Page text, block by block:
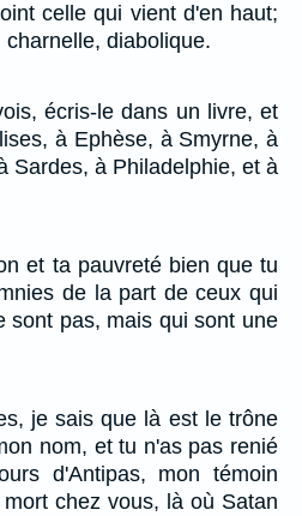
celle qui vient d'en haut;
diabolique.
écris-le dans un livre, et
à Ephèse, à Smyrne, à
Sardes, à Philadelphie, et à
et ta pauvreté bien que tu
de la part de ceux qui
sont pas, mais qui sont une
je sais que là est le trône
nom, et tu n'as pas renié
d'Antipas, mon témoin
chez vous, là où Satan